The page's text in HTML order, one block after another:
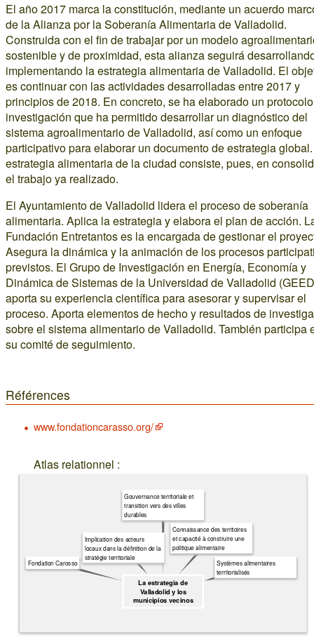
El año 2017 marca la constitución, mediante un acuerdo
de la Alianza por la Soberanía Alimentaria de Valladolid.
Construida con el fin de trabajar por un modelo
sostenible y de proximidad, esta alianza seguirá
implementando la estrategia alimentaria de Valladolid. El
es continuar con las actividades desarrolladas entre 2017 y
principios de 2018. En concreto, se ha elaborado un
investigación que ha permitido desarrollar un diagnóstico del
sistema agroalimentario de Valladolid, así como un enfoque
participativo para elaborar un documento de estrategia
estrategia alimentaria de la ciudad consiste, pues, en
el trabajo ya realizado.
El Ayuntamiento de Valladolid lidera el proceso de soberanía
alimentaria. Aplica la estrategia y elabora el plan de acción.
Fundación Entretantos es la encargada de gestionar el
Asegura la dinámica y la animación de los procesos
previstos. El Grupo de Investigación en Energía, Economía y
Dinámica de Sistemas de la Universidad de Valladolid
aporta su experiencia científica para asesorar y supervisar el
proceso. Aporta elementos de hecho y resultados de
sobre el sistema alimentario de Valladolid. También participa
su comité de seguimiento.
Références
www.fondationcarasso.org/
Atlas relationnel :
La estrategia de
Valladolid y los
municipios vecinos
Systèmes alimentaires
territorialisés
Connaissance des territoires
et capacité à construire une
politique alimentaire
Gouvernance territoriale et
transition vers des villes
durables
Implication des acteurs
locaux dans la définition de la
stratégie territoriale
Fondation Carosso